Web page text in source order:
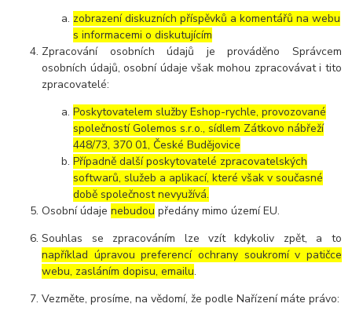
zobrazení diskuzních příspěvků a komentářů na webu
s informacemi o diskutujícím
Zpracování osobních údajů je prováděno Správcem
osobních údajů, osobní údaje však mohou zpracovávat i tito
zpracovatelé:
Poskytovatelem služby Eshop-rychle, provozované
společností Golemos s.r.o., sídlem Zátkovo nábřeží
448/73, 370 01, České Budějovice
Případně další poskytovatelé zpracovatelských
softwarů, služeb a aplikací, které však v současné
době společnost nevyužívá.
Osobní údajenebudou předány mimo území EU.
Souhlas se zpracováním lze vzít kdykoliv zpět, a to
například úpravou preferencí ochrany soukromí v patičce
webu, zasláním dopisu, emailu.
Vezměte, prosíme, na vědomí, že podle Nařízení máte právo: